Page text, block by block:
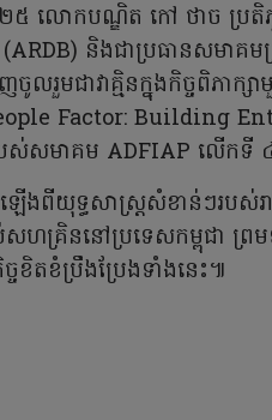
៥ លោកបណ្ឌិត កៅ ថាច ប្រតិភូ
និងជាប្រធានសមាគមគ្
រួមជាវាគ្មិនក្នុងកិច្ចពិភាក្ស
Factor: Building
ាំរបស់សមាគម ADFIAP លើក
ពីយុទ្ធសាស្រ្តសំខាន់ៗរបស់រា
សហគ្រិននៅប្រទេសកម្ពុជា ព្
ចខិតខំប្រឹងប្រែងទាំងនេះ៕